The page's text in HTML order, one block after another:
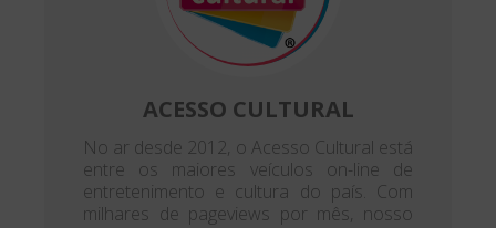
ACESSO CULTURAL
No ar desde 2012, o Acesso Cultural está
entre os maiores veículos on-line de
entretenimento e cultura do país. Com
milhares de pageviews por mês, nosso